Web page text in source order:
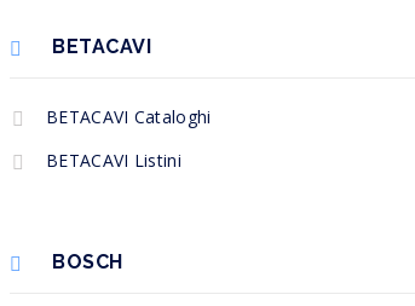
BETACAVI
BETACAVI Cataloghi
BETACAVI Listini
BOSCH